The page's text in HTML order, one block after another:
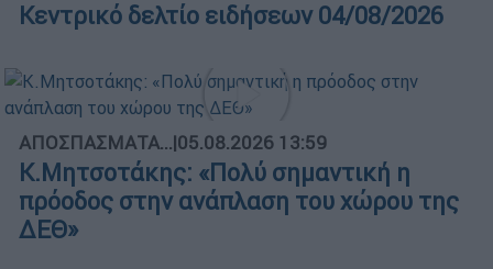
Κεντρικό δελτίο ειδήσεων 04/08/2026
ΑΠΟΣΠΑΣΜΑΤΑ...|05.08.2026 13:59
Κ.Μητσοτάκης: «Πολύ σημαντική η
πρόοδος στην ανάπλαση του χώρου της
ΔΕΘ»